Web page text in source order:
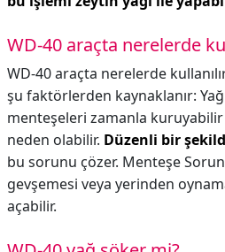
WD-40 araçta nerelerde
WD-40 araçta nerelerde
şu faktörlerden kaynaklanır:
menteşeleri zamanla kuruyabilir
neden olabilir. Düzenli bir
bu sorunu çözer. Menteşe
gevşemesi veya yerinden
açabilir.